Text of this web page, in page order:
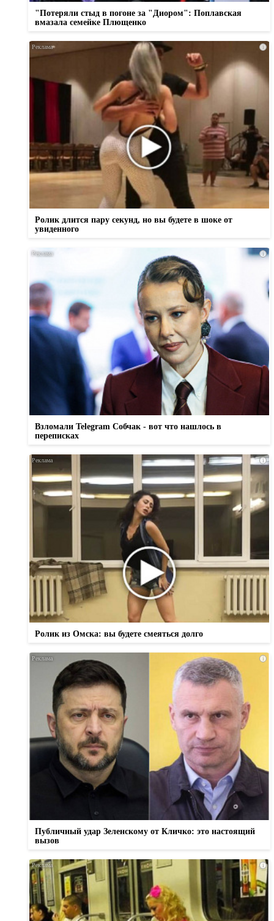
"Потеряли стыд в погоне за "Диором": Поплавская
вмазала семейке Плющенко
i
Ролик длится пару секунд, но вы будете в шоке от
увиденного
i
Взломали Telegram Собчак - вот что нашлось в
переписках
i
Ролик из Омска: вы будете смеяться долго
i
Публичный удар Зеленскому от Кличко: это настоящий
вызов
i